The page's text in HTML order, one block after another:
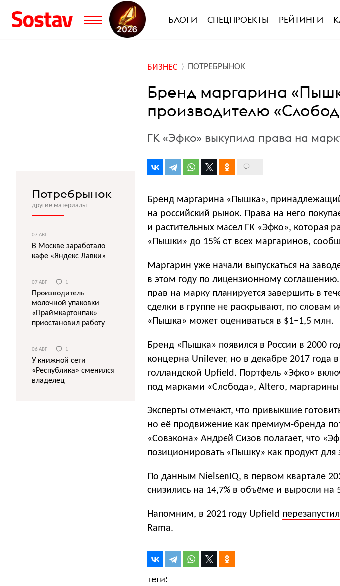
БЛОГИ СПЕЦПРОЕКТЫ РЕЙТИНГИ
БИЗНЕС ПОТРЕБРЫНОК
Бренд маргарина
производителю
ГК «Эфко» выкупила права на
Бренд маргарина «Пышка»,
на российский рынок. Права на него
и растительных масел ГК «Эфко», которая
«Пышки» до 15% от всех маргаринов,
Маргарин уже начали выпускаться на
в этом году по лицензионному
прав на марку планируется завершить в
сделки в группе не раскрывают, по словам
«Пышка» может оцениваться в $1−1,5 млн.
Бренд «Пышка» появился в России в 2000
концерна Unilever, но в декабре 2017 года
голландской Upfield. Портфель «Эфко»
под марками «Слобода», Altero,
Эксперты отмечают, что привыкшие
но её продвижение как премиум-бренда
«Совэкона» Андрей Сизов полагает, что
позиционировать «Пышку» как продукт для
По данным NielsenIQ, в первом квартале
снизились на 14,7% в объёме и выросли на
Напомним, в 2021 году Upfield перезапустил
Rama.
Потребрынок
другие материалы
07 АВГ
В Москве заработало
кафе «Яндекс Лавки»
07 АВГ 1
Производитель
молочной упаковки
«Праймкартонпак»
приостановил работу
06 АВГ 1
У книжной сети
«Республика» сменился
владелец